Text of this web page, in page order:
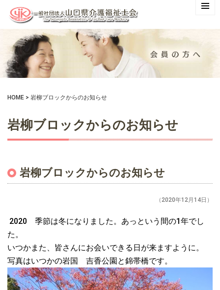
HOME > 岩柳ブロックからのお知らせ
岩柳ブロックからのお知らせ
岩柳ブロックからのお知らせ
（2020年12月14日）
2020 季節は冬になりました。あっという間の1年でし
た。
いつかまた、皆さんにお会いできる日が来ますように。
写真はいつかの岩国 吉香公園と錦帯橋です。